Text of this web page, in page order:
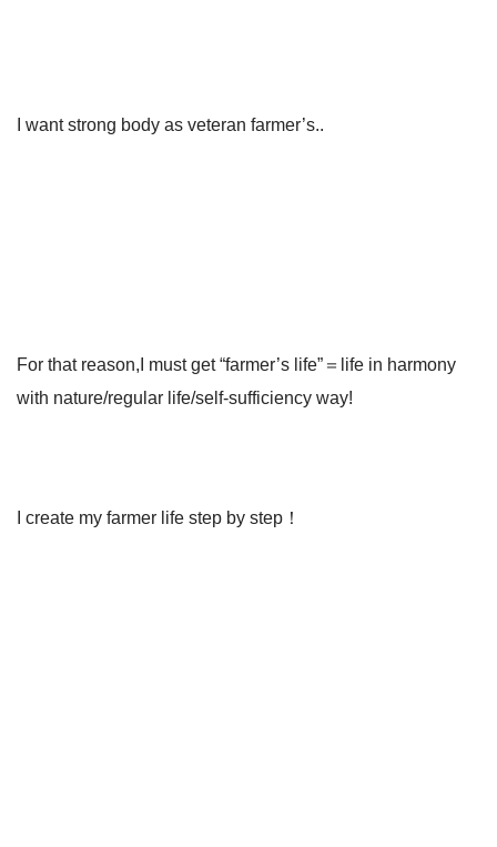
I want strong body as veteran farmer’s..
For that reason,I must get “farmer’s life”＝life in harmony
with nature/regular life/self-sufficiency way!
I create my farmer life step by step！